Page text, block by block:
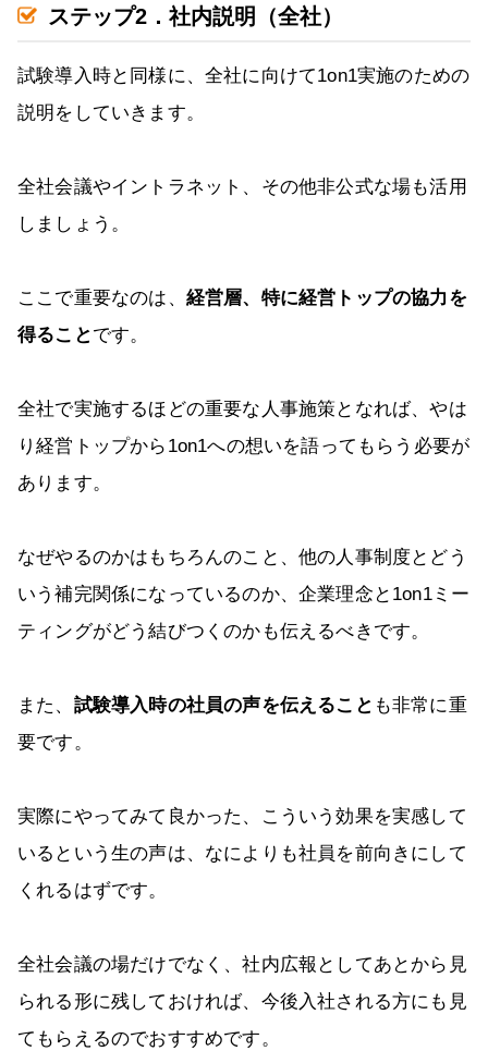
ステップ2．社内説明（全社）
試験導入時と同様に、全社に向けて1on1実施のための
説明をしていきます。
全社会議やイントラネット、その他非公式な場も活用
しましょう。
ここで重要なのは、 経営層、特に経営トップの協力を
得ることです。
全社で実施するほどの重要な人事施策となれば、やは
り経営トップから1on1への想いを語ってもらう必要が
あります。
なぜやるのかはもちろんのこと、他の人事制度とどう
いう補完関係になっているのか、企業理念と1on1ミー
ティングがどう結びつくのかも伝えるべきです。
また、 試験導入時の社員の声を伝えること も非常に重
要です。
実際にやってみて良かった、こういう効果を実感して
いるという生の声は、なによりも社員を前向きにして
くれるはずです。
全社会議の場だけでなく、社内広報としてあとから見
られる形に残しておければ、今後入社される方にも見
てもらえるのでおすすめです。